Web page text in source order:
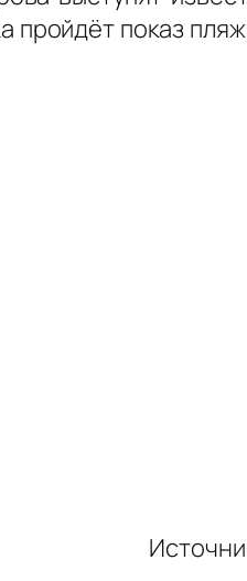
пройдёт показ